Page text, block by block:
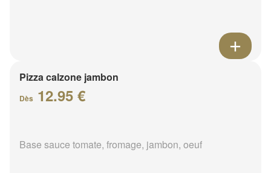
Pizza calzone jambon
Dès 12.95 €
Base sauce tomate, fromage, jambon, oeuf